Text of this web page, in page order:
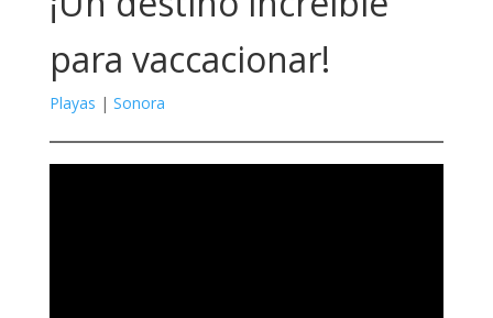
para vaccacionar!
Playas | Sonora